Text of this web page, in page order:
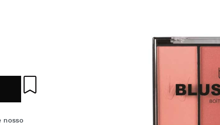
Ao criar uma conta
rapidamente,
operações anteriores.
IDIOMA PORTUGUESE
nosso
colori